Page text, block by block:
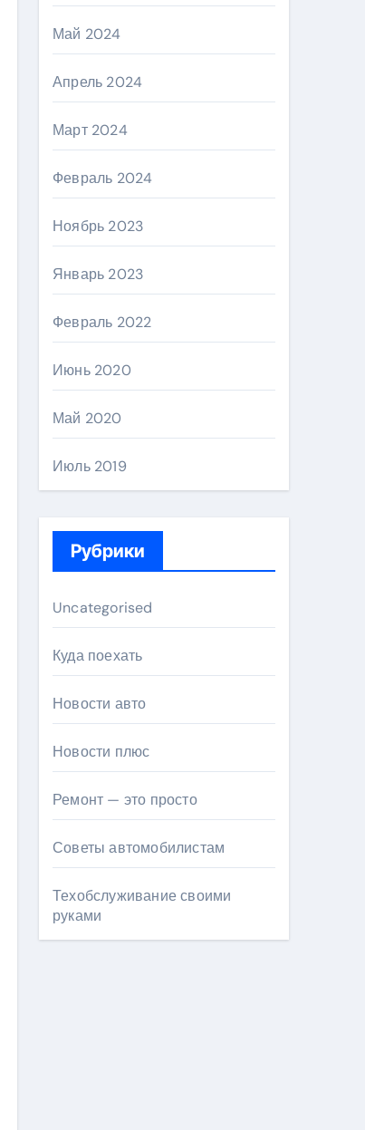
Май 2024
Апрель 2024
Март 2024
Февраль 2024
Ноябрь 2023
Январь 2023
Февраль 2022
Июнь 2020
Май 2020
Июль 2019
Рубрики
Uncategorised
Куда поехать
Новости авто
Новости плюс
Ремонт — это просто
Советы автомобилистам
Техобслуживание своими
руками